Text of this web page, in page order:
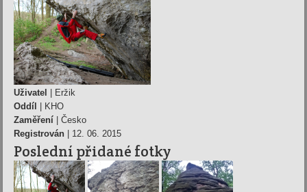
Uživatel
| Eržik
Oddíl
| KHO
Zaměření
| Česko
Registrován
| 12. 06. 2015
Poslední přidané fotky